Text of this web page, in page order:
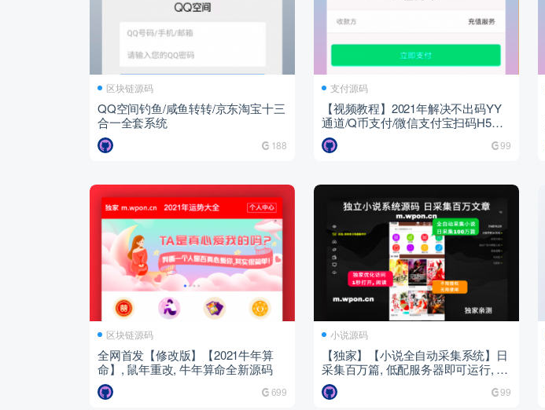
区块链源码
QQ空间钓鱼/咸鱼转转/京东淘宝十三
合一全套系统
188
支付源码
【视频教程】2021年解决不出码YY
通道/Q币支付/微信支付宝扫码H5支
付通道/YY支付/免签约易支付平台
99
区块链源码
全网首发【修改版】【2021牛年算
命】, 鼠年重改, 牛年算命全新源码
699
小说源码
【独家】【小说全自动采集系统】日
采集百万篇, 低配服务器即可运行, 织
梦内核
99